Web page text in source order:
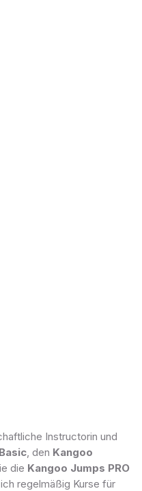
Instructorin und
, den Kangoo
die Kangoo Jumps PRO
regelmäßig Kurse für